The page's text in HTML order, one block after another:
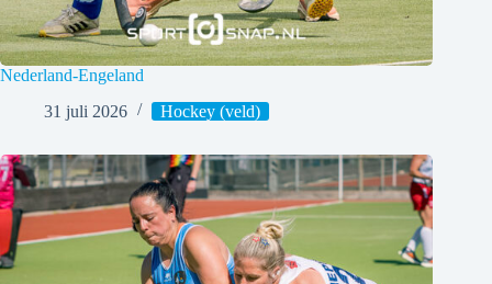
Nederland-Engeland
31 juli 2026
Hockey (veld)